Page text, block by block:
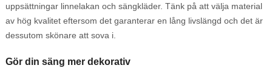
uppsättningar linnelakan och sängkläder. Tänk på att välja material
av hög kvalitet eftersom det garanterar en lång livslängd och det är
dessutom skönare att sova i.
Gör din säng mer dekorativ